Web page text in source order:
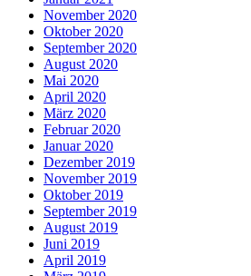
November 2020
Oktober 2020
September 2020
August 2020
Mai 2020
April 2020
März 2020
Februar 2020
Januar 2020
Dezember 2019
November 2019
Oktober 2019
September 2019
August 2019
Juni 2019
April 2019